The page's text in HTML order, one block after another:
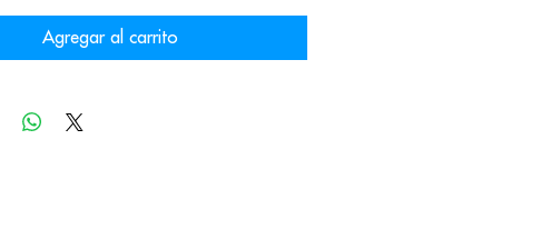
Agregar al carrito